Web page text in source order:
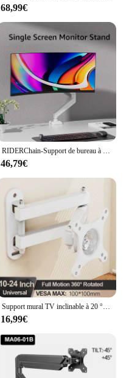
68,99€
46,79€
16,99€